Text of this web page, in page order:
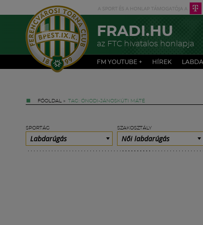
FRADI.HU
az FTC hivatalos honlapja
FM YOUTUBE + HÍREK
FŐOLDAL » TAG: ÓNODI-JÁNOSKÚTI MÁTÉ
SPORTÁG
Labdarúgás
SZAKOSZTÁLY
Női labdarúgás